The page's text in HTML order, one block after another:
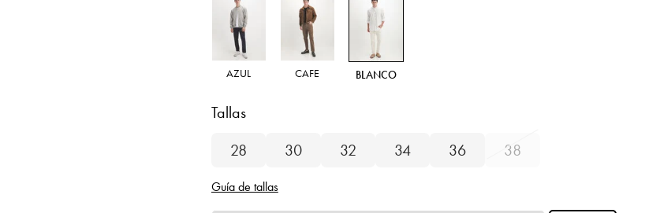
AZUL CAFE BLANCO
Tallas
28
30 32 34 36 38
Guía de tallas